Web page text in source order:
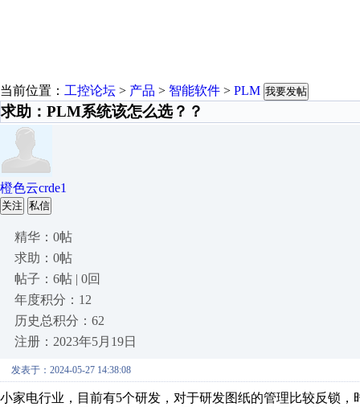
当前位置： 工控论坛 > 产品 > 智能软件 > PLM 我要发帖
求助：PLM系统该怎么选？？
橙色云crde1
关注 私信
精华：0帖
求助：0帖
帖子：6帖 | 0回
年度积分：12
历史总积分：62
注册：2023年5月19日
发表于：2024-05-27 14:38:08
小家电行业，目前有5个研发，对于研发图纸的管理比较反锁，